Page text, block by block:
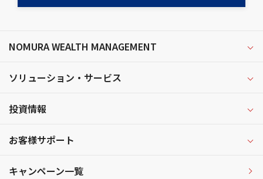
NOMURA WEALTH MANAGEMENT
ソリューション・サービス
投資情報
お客様サポート
キャンペーン一覧